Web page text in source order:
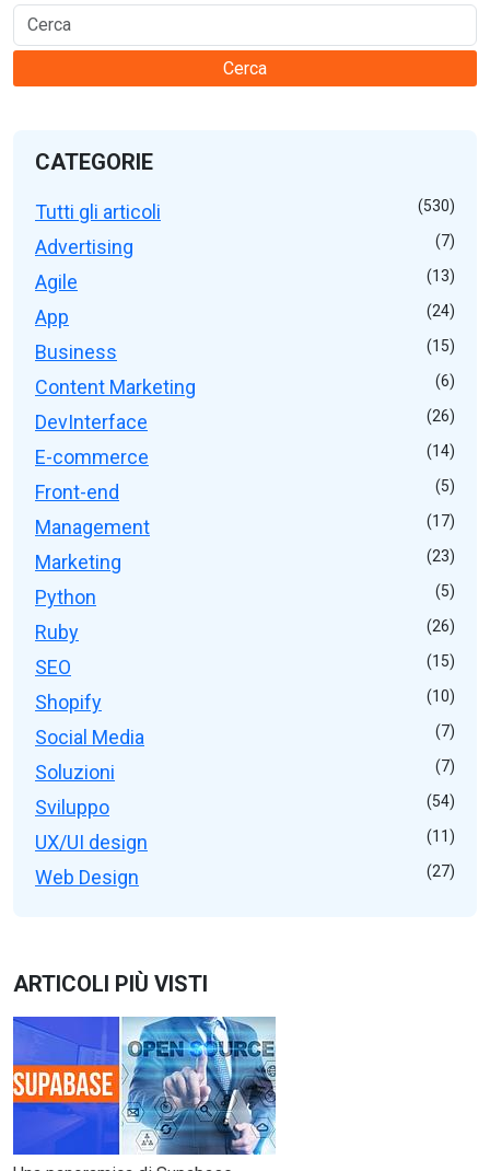
Cerca
CATEGORIE
Tutti gli articoli (530)
Advertising (7)
Agile (13)
App (24)
Business (15)
Content Marketing (6)
DevInterface (26)
E-commerce (14)
Front-end (5)
Management (17)
Marketing (23)
Python (5)
Ruby (26)
SEO (15)
Shopify (10)
Social Media (7)
Soluzioni (7)
Sviluppo (54)
UX/UI design (11)
Web Design (27)
ARTICOLI PIÙ VISTI